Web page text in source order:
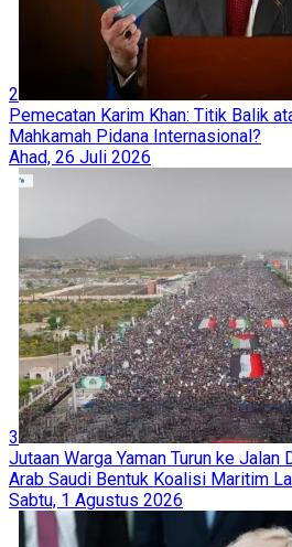
2
Pemecatan Karim Khan: Titik Balik
Mahkamah Pidana Internasional?
Ahad, 26 Juli 2026
3
Jutaan Warga Yaman Turun ke
Arab Saudi Bentuk Koalisi Maritim
Sabtu, 1 Agustus 2026